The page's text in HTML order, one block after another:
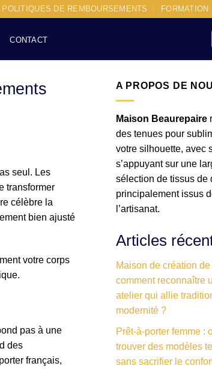
POLITIQUES DE REMBOURSEMENTS FORMATION
CONTACT
seul. Les
transformer
célèbre la
bien ajusté
votre corps
pas à une
des
français,
A PROPOS DE
Maison Beaurepaire
des tenues pour
votre silhouette, avec
s’appuyant sur une
sélection de tissus de
principalement issus
l’artisanat.
Articles
Maison de création de
comment reconnaître
atelier qui allie
modernité ?
Prêt-à-porter femme :
trouver des modèles
sans sacrifier le